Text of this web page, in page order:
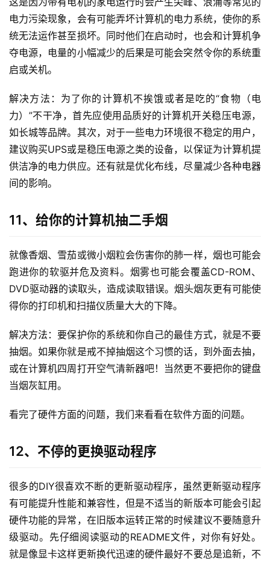
讯
教
程
计
专
题
资
A
I
具
登录 注册
电力污染现象，会有可能弄坏计算机的电力系统，使你的系
统无法运作甚至损坏。同时他们在启动时，也会和计算机争
夺电源，电量的小幅减少的后果是可能会突然令你的系统重
启或关机。
解决方法：为了你的计算机不挨饿或者是吃的“食物（电
力）”不干净，首先应使用品质好的计算机开关稳压电源，
如长城等品牌。其次，对于一些电力环境很不稳定的用户，
建议购买UPS或是稳压电源之类的设备，以保证为计算机提
供洁净的电力供应。还有就是优化布线，尽量减少各种电器
间的影响。
11、给你的计算机抽二手烟
就像香烟、雪茄或微小烟粒会伤害你的肺一样，烟也可能会
跑进你的软驱并危及资料。烟雾也可能会覆盖CD-ROM、
DVD驱动器的读取头，造成读取错误。烟头烟灰更有可能使
得你的打印机和扫描仪质量大大的下降。
解决方法：要保护你的系统和你自己的最佳方式，就是不要
抽烟。如果你就是戒不掉抽烟这个习惯的话，到外面去抽，
或在计算机四周打开空气清新器吧！当然更不要把你的键盘
当烟灰缸用。
看完了硬件方面的问题，我们来看看在软件方面的问题。
12、不停的更换驱动程序
很多的DIY很喜欢不断的更新驱动程序，虽然更新驱动程序
有可能提升性能和兼容性，但是不适当的新版本可能会引起
硬件功能的异常，在旧版本运转正常的时候建议不要随意升
级驱动。先仔细阅读驱动的README文件，对你有好处。
就是像显卡这样更新换代迅速的硬件最好不要总是追新，不